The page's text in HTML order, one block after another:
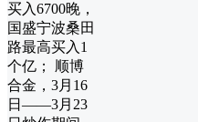
买入6700晚，
国盛宁波桑田
路最高买入1
个亿； 顺博
合金，3月16
日——3月23